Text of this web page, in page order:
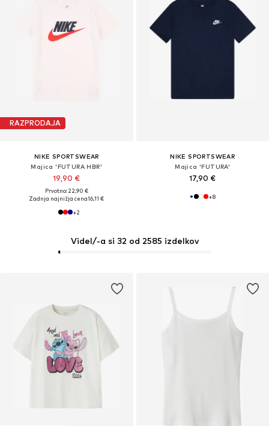
RAZPRODAJA
NIKE SPORTSWEAR
Majica 'FUTURA HBR'
19,90 €
Prvotno: 22,90 €
Zadnja najnižja cena16,11 €
+2
NIKE SPORTSWEAR
Majica 'FUTURA'
17,90 €
+8
Videl/-a si 32 od 2585 izdelkov